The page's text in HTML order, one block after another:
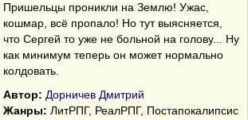
Пришельцы проникли на Землю! Ужас,
кошмар, всё пропало! Но тут выясняется,
что Сергей то уже не больной на голову... Ну
как минимум теперь он может нормально
колдовать.
Автор: Дорничев Дмитрий
Жанры: ЛитРПГ, РеалРПГ, Постапокалипсис